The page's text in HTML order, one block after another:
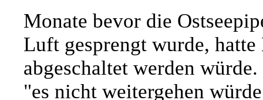
Monate bevor die
Luft gesprengt wurde,
abgeschaltet werden
"es nicht weitergehen